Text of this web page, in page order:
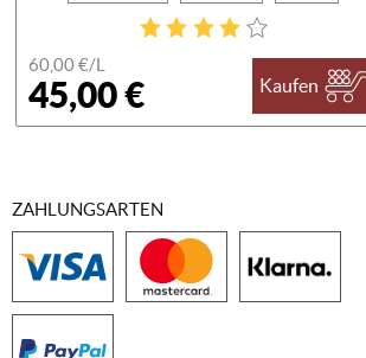
60,00 €/L
45,00 € Kaufen
ZAHLUNGSARTEN